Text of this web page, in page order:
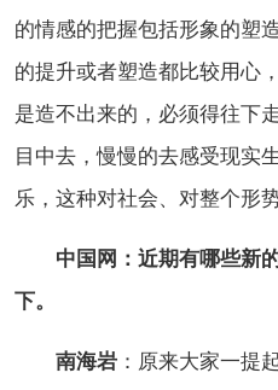
的情感的把握包括形象的塑
的提升或者塑造都比较用心
是造不出来的，必须得往下
目中去，慢慢的去感受现实
乐，这种对社会、对整个形
中国网：近期有哪些新
下。
南海岩 ：原来大家一提